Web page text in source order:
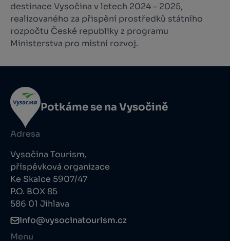
destinace Vysočina v letech 2024 – 2025,
realizovaného za přispění prostředků státního
rozpočtu České republiky z programu
Ministerstva pro místní rozvoj.
Potkáme se na Vysočině
Adresa
Vysočina Tourism,
příspěvková organizace
Ke Skalce 5907/47
P.O. BOX 85
586 01 Jihlava
info@vysocinatourism.cz
Menu